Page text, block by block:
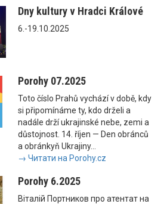
Dny kultury v Hradci Králové
6.-19.10.2025
Porohy 07.2025
Toto číslo Prahů vychází v době, kdy
si připomínáme ty, kdo drželi a
nadále drží ukrajinské nebe, zemi a
důstojnost. 14. říjen — Den obránců
a obránkyň Ukrajiny...
→ Читати на Porohy.cz
Porohy 6.2025
Віталій Портников про атентат на